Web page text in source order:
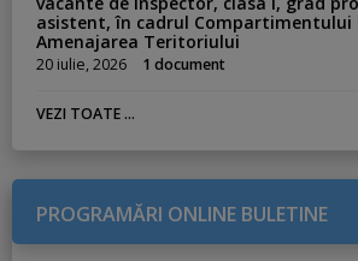
asistent, în cadrul Compartimentului
Amenajarea Teritoriului
20 iulie, 2026 1 document
VEZI TOATE ...
PROGRAMĂRI ONLINE BULETINE